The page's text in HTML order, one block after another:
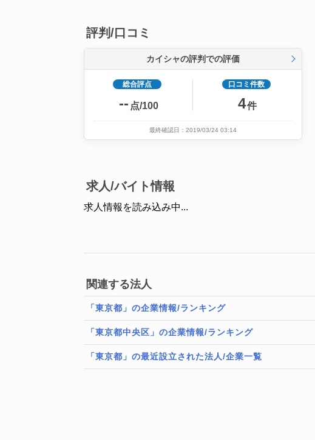
評判/口コミ
カイシャの評判での評価
総合評点
-- 点/100
口コミ件数
4件
最終確認日：2019/03/24 03:14
求人/バイト情報
求人情報を読み込み中...
関連する法人
「東京都」の企業情報/ランキング
「東京都中央区」の企業情報/ランキング
「東京都」の最近設立された法人/企業一覧